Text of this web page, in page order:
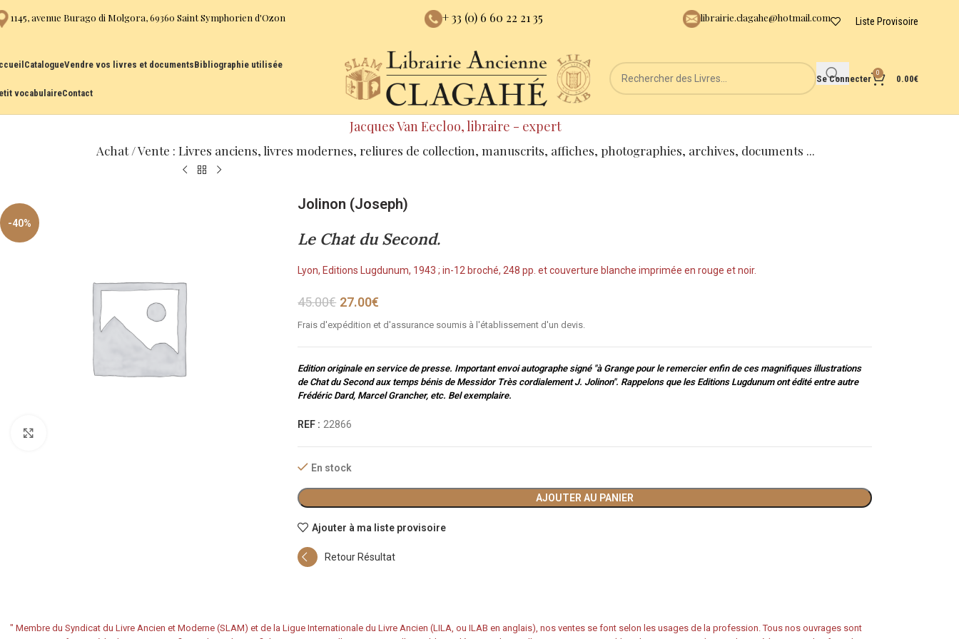
1145, avenue Burago di Molgora, 69360 Saint Symphorien d'Ozon + 33 (0) 6 60 22 21 35 librairie.clagahe@hotmail.com Liste Provisoire
CatalogueVendre vos livres et documentsBibliographie utilisée
vocabulaireContact
Se Connecter
0
0.00€
Jacques Van Eecloo, libraire - expert
Achat / Vente : Livres anciens, livres modernes, reliures de collection, manuscrits, affiches, photographies, archives, documents ...
-40%
Jolinon (Joseph)
Le Chat du Second.
Lyon, Editions Lugdunum, 1943 ; in-12 broché, 248 pp. et couverture blanche imprimée en rouge et noir.
45.00€ 27.00€
Frais d'expédition et d'assurance soumis à l'établissement d'un devis.
Edition originale en service de presse. Important envoi autographe signé "à Grange pour le remercier enfin de ces magnifiques illustrations
de Chat du Second aux temps bénis de Messidor Très cordialement J. Jolinon". Rappelons que les Editions Lugdunum ont édité entre autre
Frédéric Dard, Marcel Grancher, etc. Bel exemplaire.
REF : 22866
En stock
AJOUTER AU PANIER
Ajouter à ma liste provisoire
Retour Résultat
" Membre du Syndicat du Livre Ancien et Moderne (SLAM) et de la Ligue Internationale du Livre Ancien (LILA, ou ILAB en anglais), nos ventes se font selon les usages de la profession. Tous nos ouvrages sont